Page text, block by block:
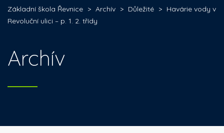
Základní škola Řevnice > Archív > Důležité > Havárie vody v
Revoluční ulici – p. 1. 2. třídy
Archív